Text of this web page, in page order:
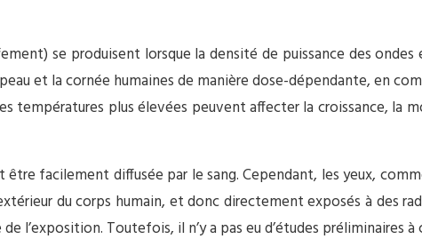
se produisent lorsque la densité de puissance des
et la cornée humaines de manière dose-dépendante, en
températures plus élevées peuvent affecter la croissance,
être facilement diffusée par le sang. Cependant, les yeux,
du corps humain, et donc directement exposés à des
l’exposition. Toutefois, il n’y a pas eu d’études préliminaires à